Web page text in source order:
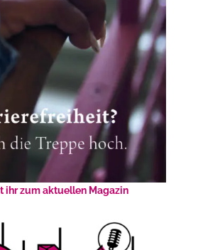
ihr zum aktuellen Magazin